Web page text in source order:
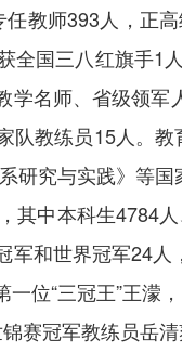
教师393人，正
全国三八红旗手
学名师、省级领
队教练员15人。
研究与实践》等
其中本科生4784
和世界冠军24人
位“三冠王”王濛
赛冠军教练员岳